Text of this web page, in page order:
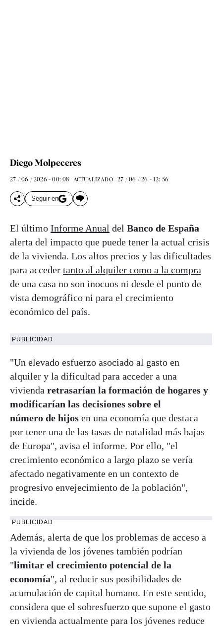
Diego Molpeceres
27 / 06 / 2026 - 00: 08 ACTUALIZADO 27 / 06 / 26 - 12: 56
Seguir en
El último Informe Anual del Banco de España
alerta del impacto que puede tener la actual crisis
de la vivienda. Los altos precios y las dificultades
para acceder tanto al alquiler como a la compra
de una casa no son inocuos ni desde el punto de
vista demográfico ni para el crecimiento
económico del país.
PUBLICIDAD
"Un elevado esfuerzo asociado al gasto en
alquiler y la dificultad para acceder a una
vivienda retrasarían la formación de hogares y
modificarían las decisiones sobre el
número de hijos en una economía que destaca
por tener una de las tasas de natalidad más bajas
de Europa", avisa el informe. Por ello, "el
crecimiento económico a largo plazo se vería
afectado negativamente en un contexto de
progresivo envejecimiento de la población",
incide.
PUBLICIDAD
Además, alerta de que los problemas de acceso a
la vivienda de los jóvenes también podrían
"limitar el crecimiento potencial de la
economía", al reducir sus posibilidades de
acumulación de capital humano. En este sentido,
considera que el sobresfuerzo que supone el gasto
en vivienda actualmente para los jóvenes reduce